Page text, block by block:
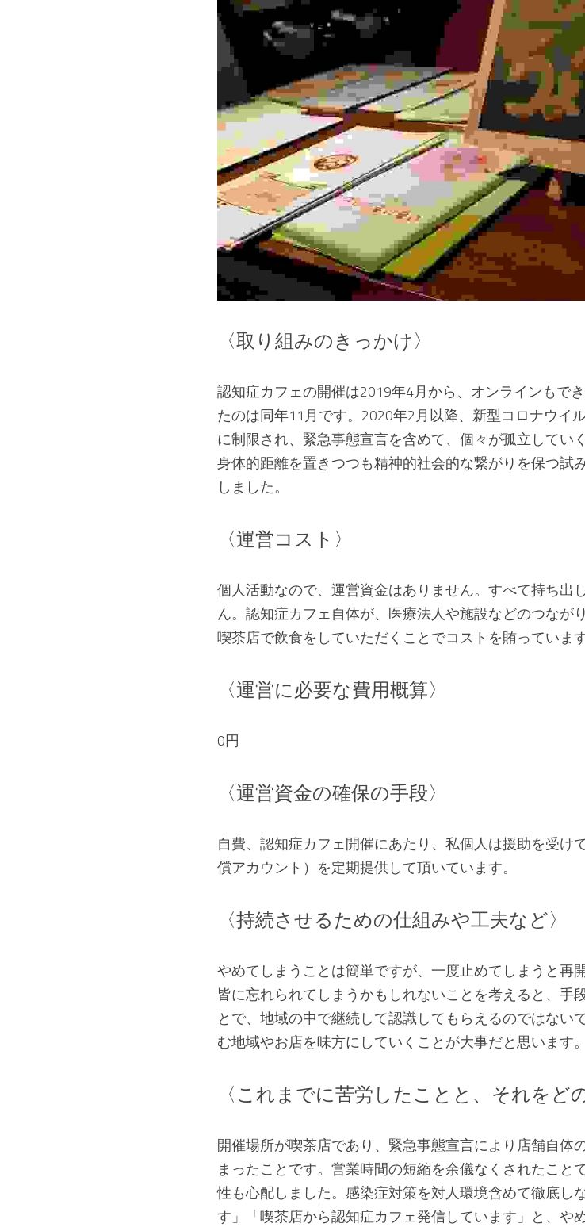
〈取り組みのきっかけ〉
認知症カフェの開催は2019年4月から、オンラインもで
たのは同年11月です。2020年2月以降、新型コロナウイ
に制限され、緊急事態宣言を含めて、個々が孤立してい
身体的距離を置きつつも精神的社会的な繋がりを保つ試
しました。
〈運営コスト〉
個人活動なので、運営資金はありません。すべて持ち出
ん。認知症カフェ自体が、医療法人や施設などのつなが
喫茶店で飲食をしていただくことでコストを賄っています
〈運営に必要な費用概算〉
0円
〈運営資金の確保の手段〉
自費、認知症カフェ開催にあたり、私個人は援助を受け
償アカウント）を定期提供して頂いています。
〈持続させるための仕組みや工夫など〉
やめてしまうことは簡単ですが、一度止めてしまうと再
皆に忘れられてしまうかもしれないことを考えると、手
とで、地域の中で継続して認識してもらえるのではな
む地域やお店を味方にしていくことが大事だと思います。
〈これまでに苦労したことと、それをど
開催場所が喫茶店であり、緊急事態宣言により店舗自体
まったことです。営業時間の短縮を余儀なくされたこ
性も心配しました。感染症対策を対人環境含めて徹底し
す」「喫茶店から認知症カフェ発信しています」と、や